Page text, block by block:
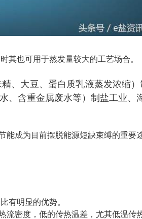
其也可用于蒸发量较大的工艺场合。
、大豆、蛋白质乳液蒸发浓缩）
、含重金属废水等） 制盐工业、
成为目前摆脱能源短缺束缚的重要
有明显的优势。
密度，低的传热温差，尤其低温传